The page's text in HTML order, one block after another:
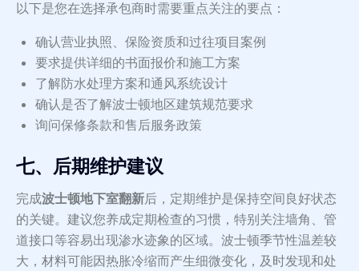
以下是您在选择承包商时需要重点关注的要点：
确认营业执照、保险资质和过往项目案例
要求提供详细的书面报价和施工方案
了解防水处理方案和通风系统设计
确认是否了解波士顿地区建筑规范要求
询问保修条款和售后服务政策
七、后期维护建议
完成波士顿地下室翻新后，定期维护是保持空间良好状态
的关键。建议您养成定期检查的习惯，特别关注墙角、管
道接口等容易出现渗水迹象的区域。波士顿季节性温差较
大，材料可能因热胀冷缩而产生细微变化，及时发现和处